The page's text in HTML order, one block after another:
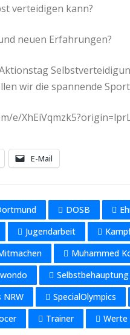
verteidigen kann?
neuen Erfahrungen?
wir die spannende
e/
E-Mail
DOSB
Jugendarbeit
Muhammed
Selbstbehauptung
NRW SpecialOlympics
Trainer Werte